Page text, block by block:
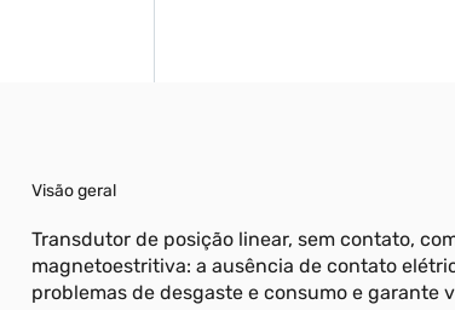
Visão geral
Transdutor de posição linear, sem contato,
magnetoestritiva: a ausência de contato
problemas de desgaste e consumo e garante